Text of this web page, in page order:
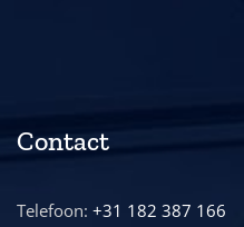
Contact
Telefoon: +31 182 387 166